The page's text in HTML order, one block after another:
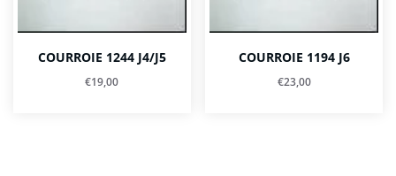
COURROIE 1244 J4/J5
€19,00
COURROIE 1194 J6
€23,00